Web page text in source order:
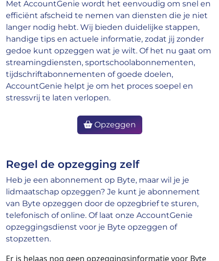
Met AccountGenie wordt het eenvoudig om snel en
efficiënt afscheid te nemen van diensten die je niet
langer nodig hebt. Wij bieden duidelijke stappen,
handige tips en actuele informatie, zodat jij zonder
gedoe kunt opzeggen wat je wilt. Of het nu gaat om
streamingdiensten, sportschoolabonnementen,
tijdschriftabonnementen of goede doelen,
AccountGenie helpt je om het proces soepel en
stressvrij te laten verlopen.
Opzeggen
Regel de opzegging zelf
Heb je een abonnement op Byte, maar wil je je
lidmaatschap opzeggen? Je kunt je abonnement
van Byte opzeggen door de opzegbrief te sturen,
telefonisch of online. Of laat onze AccountGenie
opzeggingsdienst voor je Byte opzeggen of
stopzetten.
Er is helaas nog geen opzeggingsinformatie voor Byte